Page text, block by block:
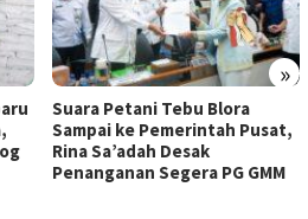
»
Suara Petani Tebu Blora
Sampai ke Pemerintah Pusat,
Rina Sa’adah Desak
Penanganan Segera PG GMM